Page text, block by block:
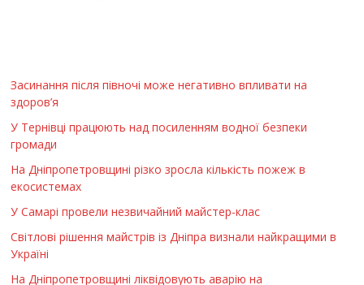
Засинання після півночі може негативно впливати на
здоров’я
У Тернівці працюють над посиленням водної безпеки
громади
На Дніпропетровщині різко зросла кількість пожеж в
екосистемах
У Самарі провели незвичайний майстер-клас
Світлові рішення майстрів із Дніпра визнали найкращими в
Україні
На Дніпропетровщині ліквідовують аварію на